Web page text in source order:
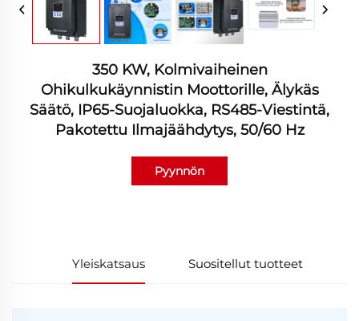
350 KW, Kolmivaiheinen
Ohikulkukäynnistin Moottorille, Älykäs
Säätö, IP65-Suojaluokka, RS485-Viestintä,
Pakotettu Ilmajäähdytys, 50/60 Hz
Pyynnön
Yleiskatsaus Suositellut tuotteet